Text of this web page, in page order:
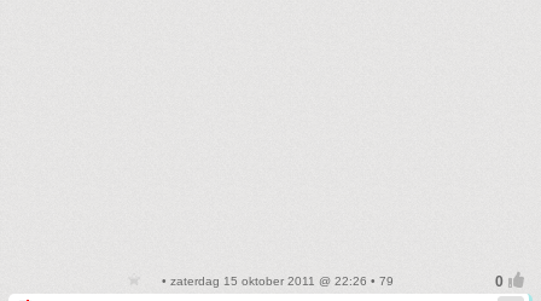
• zaterdag 15 oktober 2011 @ 22:26 • 79